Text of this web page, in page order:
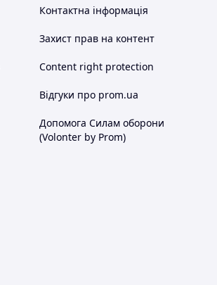
Контактна інформація
Захист прав на контент
Content right protection
Відгуки про prom.ua
Допомога Силам оборони
(Volonter by Prom)